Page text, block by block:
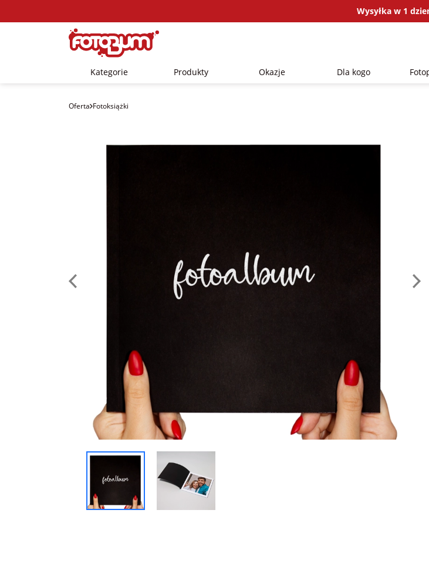
Wysyłka w 1
Kategorie Produkty Okazje Dla kogo
Oferta Fotoksiążki